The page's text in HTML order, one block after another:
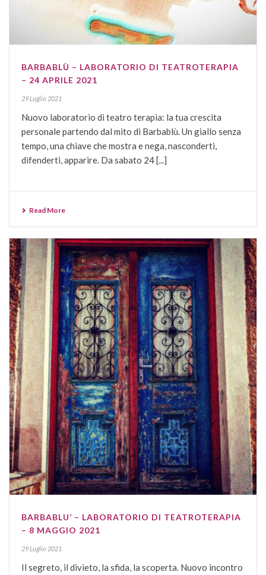
BARBABLÙ – LABORATORIO DI TEATROTERAPIA
– 24 APRILE 2021
29 Luglio 2021
Nuovo laboratorio di teatro terapia: la tua crescita
personale partendo dal mito di Barbablù. Un giallo senza
tempo, una chiave che mostra e nega, nasconderti,
difenderti, apparire. Da sabato 24 [...]
Read More
BARBABLU’ – LABORATORIO DI TEATROTERAPIA
– 8 MAGGIO 2021
29 Luglio 2021
Il segreto, il divieto, la sfida, la scoperta. Nuovo incontro